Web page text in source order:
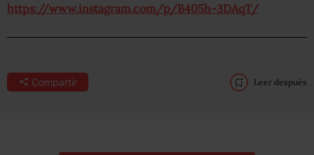
https://www.instagram.com/p/B405h-3DAqT/
Compartir Leer después